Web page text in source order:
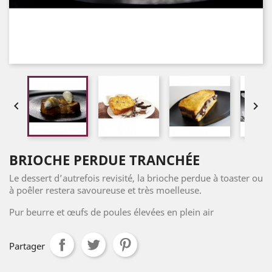
 
BRIOCHE PERDUE TRANCHÉE
Le dessert d’autrefois revisité, la brioche perdue à toaster ou
à poêler restera savoureuse et très moelleuse.
Pur beurre et œufs de poules élevées en plein air
Partager